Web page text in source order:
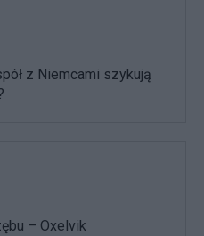
z Niemcami szykują
– Oxelvik